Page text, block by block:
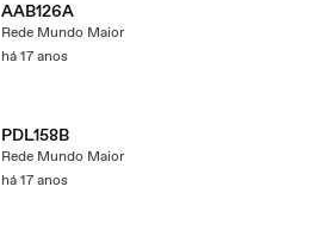
AAB126A
Rede Mundo Maior
há 17 anos
PDL158B
Rede Mundo Maior
há 17 anos